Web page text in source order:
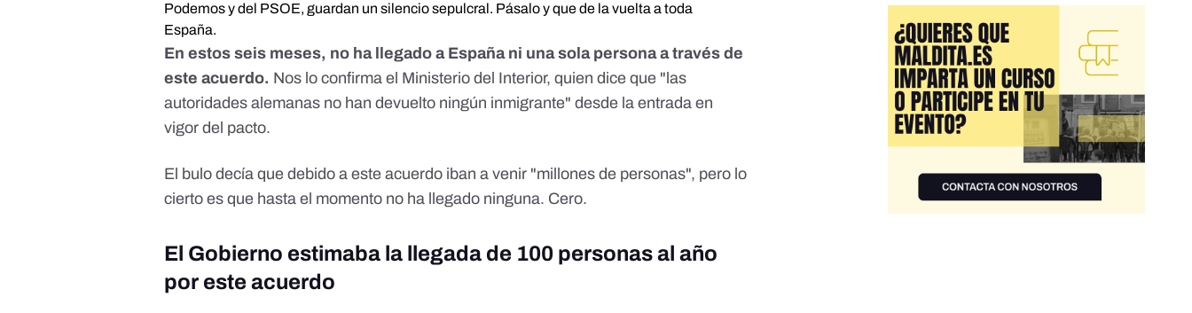
Podemos y del PSOE, guardan un silencio sepulcral. Pásalo y que de la vuelta a toda
España.
En estos seis meses, no ha llegado a España ni una sola persona a través de
este acuerdo. Nos lo confirma el Ministerio del Interior, quien dice que "las
autoridades alemanas no han devuelto ningún inmigrante" desde la entrada en
vigor del pacto.
El bulo decía que debido a este acuerdo iban a venir "millones de personas", pero lo
cierto es que hasta el momento no ha llegado ninguna. Cero.
El Gobierno estimaba la llegada de 100 personas al año
por este acuerdo